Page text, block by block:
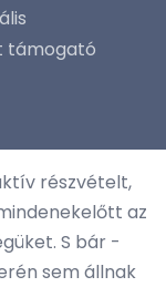
támogató
részvételt,
az
S bár -
sem állnak